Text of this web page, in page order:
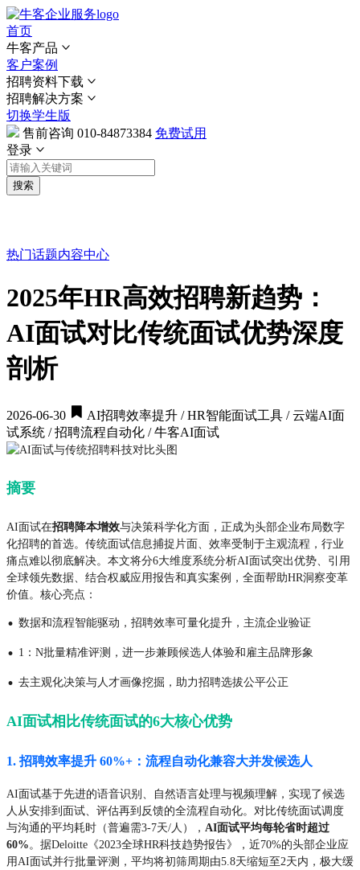
首页
牛客产品
客户案例
招聘资料下载
招聘解决方案
切换学生版
售前咨询 010-84873384 免费试用
登录
搜索
热门话题内容中心
2025年HR高效招聘新趋势：
AI面试对比传统面试优势深度
剖析
2026-06-30
AI招聘效率提升 / HR智能面试工具 / 云端AI面
试系统 / 招聘流程自动化 / 牛客AI面试
摘要
AI面试在招聘降本增效与决策科学化方面，正成为头部企业布局数字
化招聘的首选。传统面试信息捕捉片面、效率受制于主观流程，行业
痛点难以彻底解决。本文将分6大维度系统分析AI面试突出优势、引用
全球领先数据、结合权威应用报告和真实案例，全面帮助HR洞察变革
价值。核心亮点：
· 数据和流程智能驱动，招聘效率可量化提升，主流企业验证
· 1：N批量精准评测，进一步兼顾候选人体验和雇主品牌形象
· 去主观化决策与人才画像挖掘，助力招聘选拔公平公正
AI面试相比传统面试的6大核心优势
1. 招聘效率提升 60%+：流程自动化兼容大并发候选人
AI面试基于先进的语音识别、自然语言处理与视频理解，实现了候选
人从安排到面试、评估再到反馈的全流程自动化。对比传统面试调度
与沟通的平均耗时（普遍需3-7天/人）， AI面试平均每轮省时超过
60%。据Deloitte《2023全球HR科技趋势报告》，近70%的头部企业应
用AI面试并行批量评测，平均将初筛周期由5.8天缩短至2天内，极大缓